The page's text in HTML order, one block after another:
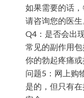
如果需要的话，
请咨询您的医生
Q4 ：是否会出
常 见的副作用
你的勃起疼痛
问题5 ：网上购
是的，但只有